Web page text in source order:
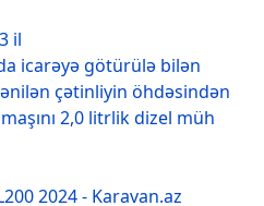
3 il
icarəyə götürülə bilən
çətinliyin öhdəsindən
2,0 litrlik dizel müh